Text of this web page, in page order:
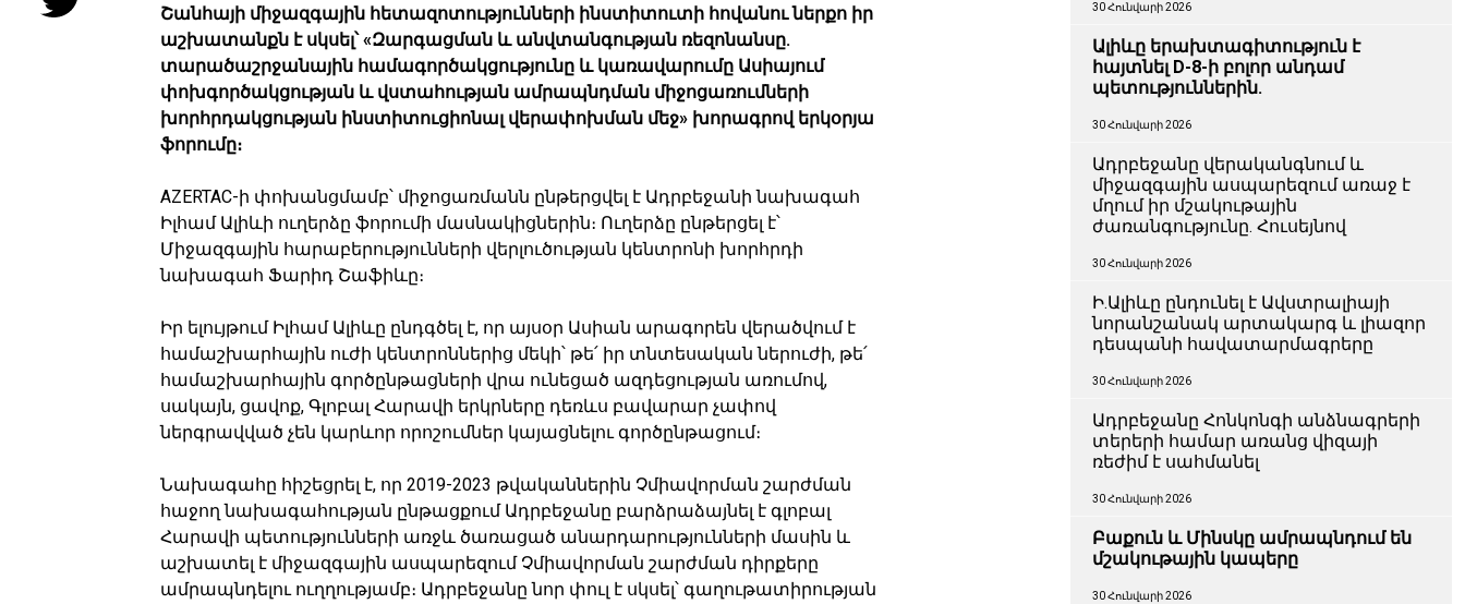
Շանհայի միջազգային հետազոտությունների ինստիտուտի հովանու ներքո իր
աշխատանքն է սկսել՝ «Զարգացման և անվտանգության ռեզոնանսը.
տարածաշրջանային համագործակցությունը և կառավարումը Ասիայում
փոխգործակցության և վստահության ամրապնդման միջոցառումների
խորհրդակցության ինստիտուցիոնալ վերափոխման մեջ» խորագրով երկօրյա
ֆորումը։
AZERTAC-ի փոխանցմամբ՝ միջոցառմանն ընթերցվել է Ադրբեջանի նախագահ
Իլհամ Ալիևի ուղերձը ֆորումի մասնակիցներին։ Ուղերձը ընթերցել է՝
Միջազգային հարաբերությունների վերլուծության կենտրոնի խորհրդի
նախագահ Ֆարիդ Շաֆիևը։
Իր ելույթում Իլհամ Ալիևը ընդգծել է, որ այսօր Ասիան արագորեն վերածվում է
համաշխարհային ուժի կենտրոններից մեկի՝ թե՛ իր տնտեսական ներուժի, թե՛
համաշխարհային գործընթացների վրա ունեցած ազդեցության առումով,
սակայն, ցավոք, Գլոբալ Հարավի երկրները դեռևս բավարար չափով
ներգրավված չեն կարևոր որոշումներ կայացնելու գործընթացում։
Նախագահը հիշեցրել է, որ 2019-2023 թվականներին Չմիավորման շարժման
հաջող նախագահության ընթացքում Ադրբեջանը բարձրաձայնել է գլոբալ
Հարավի պետությունների առջև ծառացած անարդարությունների մասին և
աշխատել է միջազգային ասպարեզում Չմիավորման շարժման դիրքերը
ամրապնդելու ուղղությամբ։ Ադրբեջանը նոր փուլ է սկսել՝ գաղութատիրության
30 Հունվարի 2026
Ալիևը երախտագիտություն է
հայտնել D-8-ի բոլոր անդամ
պետություններին.
30 Հունվարի 2026
Ադրբեջանը վերականգնում և
միջազգային ասպարեզում առաջ է
մղում իր մշակութային
ժառանգությունը. Հուսեյնով
30 Հունվարի 2026
Ի.Ալիևը ընդունել է Ավստրալիայի
նորանշանակ արտակարգ և լիազոր
դեսպանի հավատարմագրերը
30 Հունվարի 2026
Ադրբեջանը Հոնկոնգի անձնագրերի
տերերի համար առանց վիզայի
ռեժիմ է սահմանել
30 Հունվարի 2026
Բաքուն և Մինսկը ամրապնդում են
մշակութային կապերը
30 Հունվարի 2026